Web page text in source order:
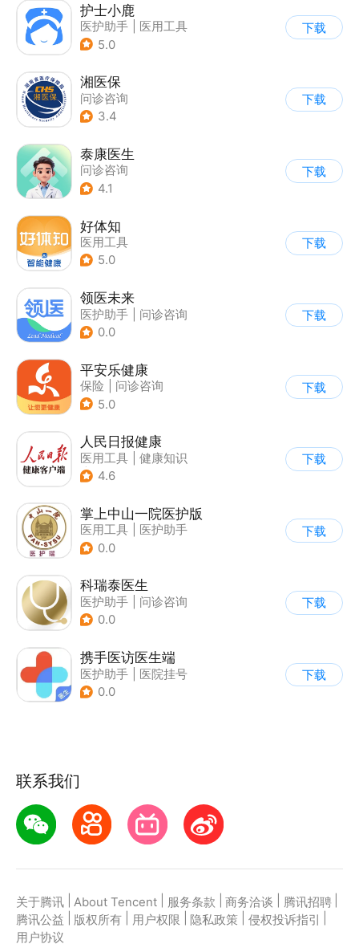
护士小鹿
医护助手
医用工具
5.0
下载
湘医保
问诊咨询
3.4
下载
泰康医生
问诊咨询
4.1
下载
好体知
医用工具
5.0
下载
领医未来
医护助手
问诊咨询
0.0
下载
平安乐健康
保险
问诊咨询
5.0
下载
人民日报健康
医用工具
健康知识
| 问诊咨询
4.6
下载
掌上中山一院医护版
医用工具
医护助手
0.0
下载
科瑞泰医生
医护助手
问诊咨询
0.0
下载
携手医访医生端
医护助手
医院挂号
| 问诊咨询
0.0
下载
联系我们
关于腾讯 About Tencent 服务条款 商务洽谈 腾讯招聘
腾讯公益
版权所有 用户权限 隐私政策 侵权投诉指引
用户协议